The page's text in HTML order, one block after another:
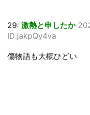
29: 激熱と申したか
ID:jakpQy4va
傷物語も大概ひどい